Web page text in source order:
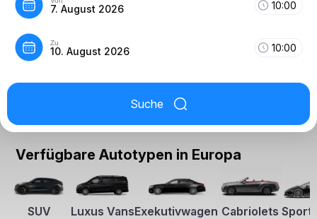
7. August 2026 10:00
Zu
10. August 2026 10:00
Suche
Verfügbare Autotypen in Europa
SUV Luxus VansExekutivwagen Cabriolets